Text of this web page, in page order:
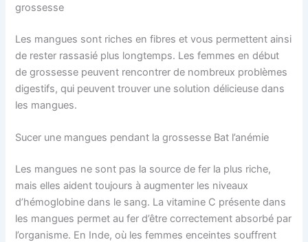
grossesse
Les mangues sont riches en fibres et vous permettent ainsi
de rester rassasié plus longtemps. Les femmes en début
de grossesse peuvent rencontrer de nombreux problèmes
digestifs, qui peuvent trouver une solution délicieuse dans
les mangues.
Sucer une mangues pendant la grossesse Bat l’anémie
Les mangues ne sont pas la source de fer la plus riche,
mais elles aident toujours à augmenter les niveaux
d’hémoglobine dans le sang. La vitamine C présente dans
les mangues permet au fer d’être correctement absorbé par
l’organisme. En Inde, où les femmes enceintes souffrent